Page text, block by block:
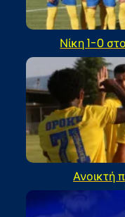
Νίκη 1-0
Ανοικτή